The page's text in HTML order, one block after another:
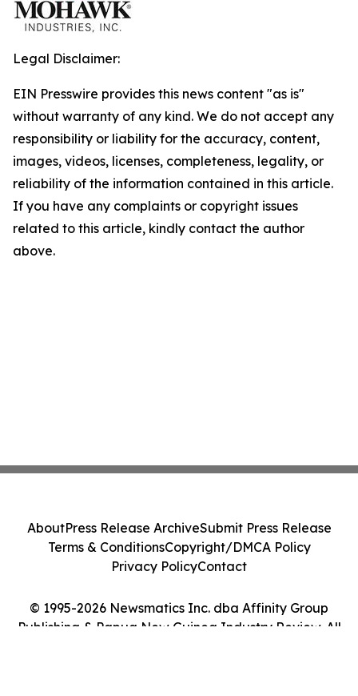
Legal Disclaimer:
EIN Presswire provides this news content "as is"
without warranty of any kind. We do not accept any
responsibility or liability for the accuracy, content,
images, videos, licenses, completeness, legality, or
reliability of the information contained in this article.
If you have any complaints or copyright issues
related to this article, kindly contact the author
above.
© 1995-2026 Newsmatics Inc. dba Affinity Group
Publishing & Papua New Guinea Industry Review. All
AboutPress Release ArchiveSubmit Press Release
Terms & ConditionsCopyright/DMCA Policy
Privacy PolicyContact